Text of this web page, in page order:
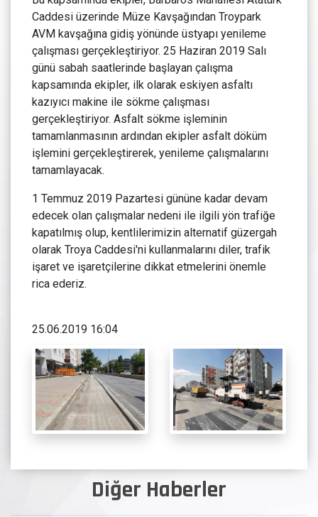
Diğer Haberler
Caddesi üzerinde Müze Kavşağından Troypark
AVM kavşağına gidiş yönünde üstyapı yenileme
çalışması gerçekleştiriyor. 25 Haziran 2019 Salı
günü sabah saatlerinde başlayan çalışma
kapsamında ekipler, ilk olarak eskiyen asfaltı
kazıyıcı makine ile sökme çalışması
gerçekleştiriyor. Asfalt sökme işleminin
tamamlanmasının ardından ekipler asfalt döküm
işlemini gerçekleştirerek, yenileme çalışmalarını
tamamlayacak.
1 Temmuz 2019 Pazartesi gününe kadar devam
edecek olan çalışmalar nedeni ile ilgili yön trafiğe
kapatılmış olup, kentlilerimizin alternatif güzergah
olarak Troya Caddesi'ni kullanmalarını diler, trafik
işaret ve işaretçilerine dikkat etmelerini önemle
rica ederiz.
25.06.2019 16:04